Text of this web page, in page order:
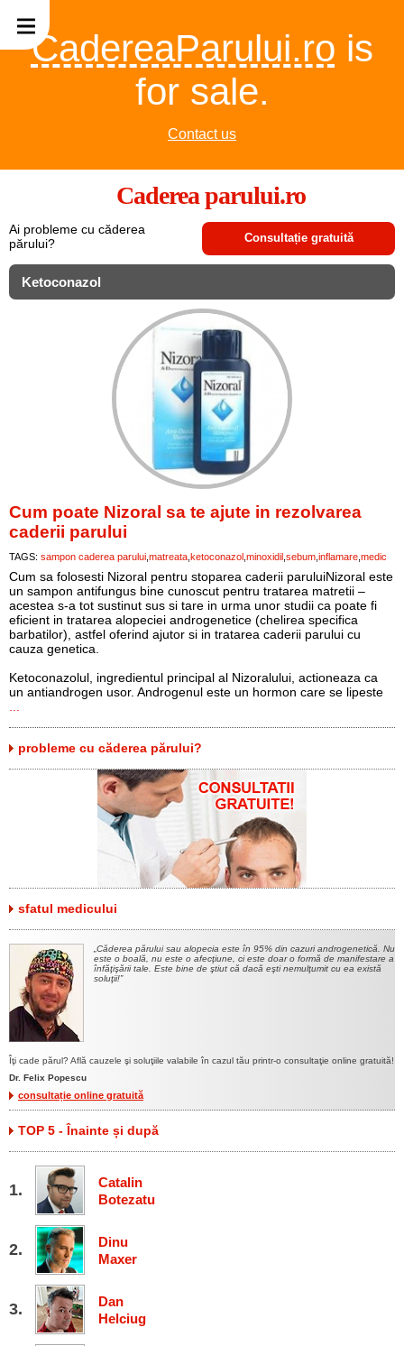
CadereaParului.ro is
for sale.
Contact us
Caderea parului.ro
Ai probleme cu căderea
părului?
Consultație gratuită
Ketoconazol
Cum poate Nizoral sa te ajute in rezolvarea
caderii parului
TAGS: sampon caderea parului matreata ketoconazol minoxidil sebum inflamare medic
Cum sa folosesti Nizoral pentru stoparea caderii paruluiNizoral este
un sampon antifungus bine cunoscut pentru tratarea matretii –
acestea s-a tot sustinut sus si tare in urma unor studii ca poate fi
eficient in tratarea alopeciei androgenetice (chelirea specifica
barbatilor), astfel oferind ajutor si in tratarea caderii parului cu
cauza genetica.
Ketoconazolul, ingredientul principal al Nizoralului, actioneaza ca
un antiandrogen usor. Androgenul este un hormon care se lipeste
probleme cu căderea părului?
sfatul medicului
Căderea părului sau alopecia este în 95% din cazuri androgenetică. Nu
este o boală, nu este o afecţiune, ci este doar o formă de manifestare a
înfăţişării tale. Este bine de ştiut că dacă eşti nemulţumit cu ea există
soluţii!
Îţi cade părul? Află cauzele şi soluţiile valabile în cazul tău printr-o consultaţie online gratuită!
Dr. Felix Popescu
consultație online gratuită
TOP 5 - Înainte și după
Catalin
Botezatu
Dinu
Maxer
Dan
Helciug